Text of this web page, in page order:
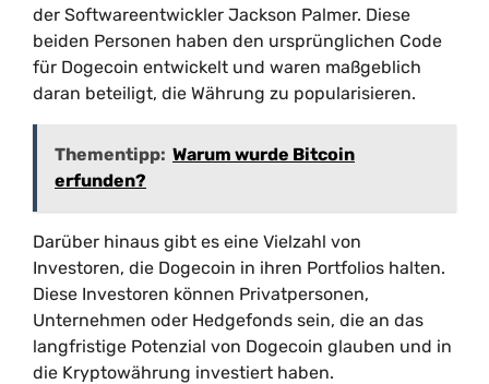
der Softwareentwickler Jackson Palmer. Diese
beiden Personen haben den ursprünglichen Code
für Dogecoin entwickelt und waren maßgeblich
daran beteiligt, die Währung zu popularisieren.
Thementipp: Warum wurde Bitcoin
erfunden?
Darüber hinaus gibt es eine Vielzahl von
Investoren, die Dogecoin in ihren Portfolios halten.
Diese Investoren können Privatpersonen,
Unternehmen oder Hedgefonds sein, die an das
langfristige Potenzial von Dogecoin glauben und in
die Kryptowährung investiert haben.